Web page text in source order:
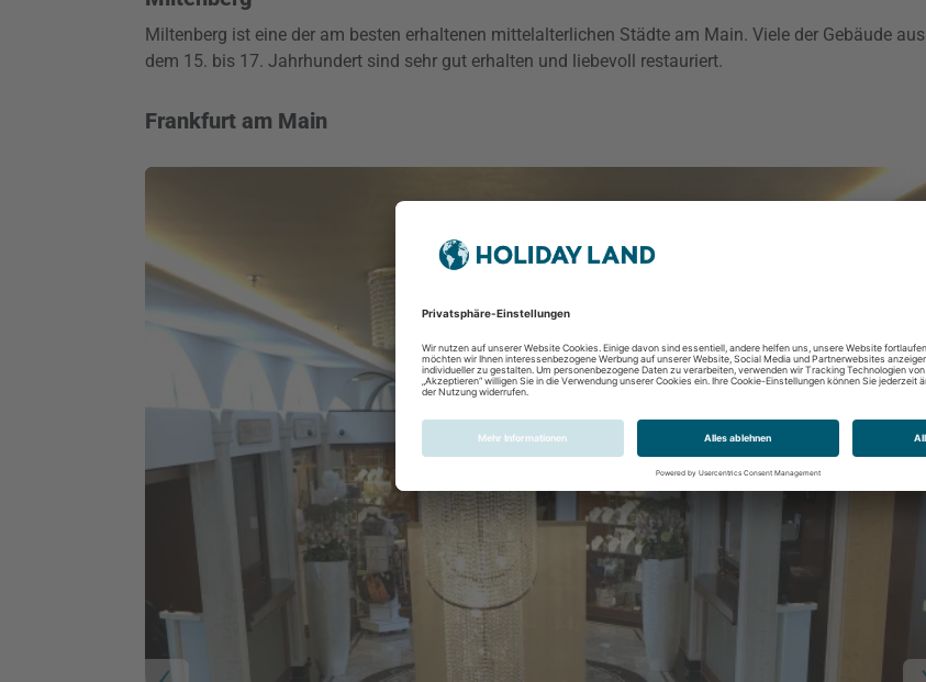
Miltenberg ist eine der am besten erhaltenen mittelalterlichen Städte am Main. Viele der Gebäude aus
dem 15. bis 17. Jahrhundert sind sehr gut erhalten und liebevoll restauriert.
Frankfurt am Main